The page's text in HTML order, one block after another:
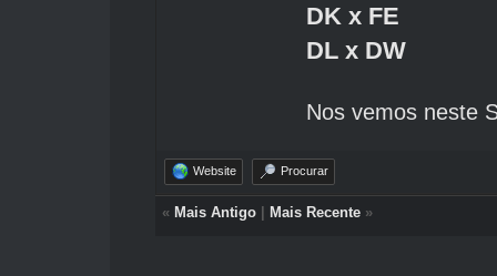
DK x FE
DL x DW
Nos vemos neste
Website Procurar
« Mais Antigo| Mais Recente»